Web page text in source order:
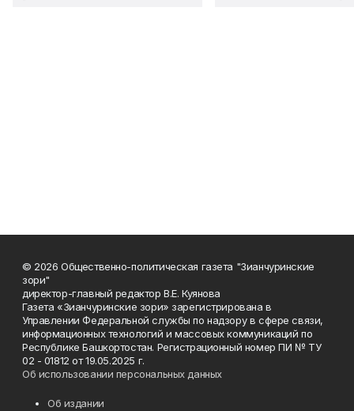
© 2026 Общественно-политическая газета "Зианчуринские
зори"
директор-главный редактор В.Е. Куянова
Газета «Зианчуринские зори» зарегистрирована в
Управлении Федеральной службы по надзору в сфере связи,
информационных технологий и массовых коммуникаций по
Республике Башкортостан. Регистрационный номер ПИ № ТУ
02 - 01812 от 19.05.2025 г.
Об использовании персональных данных
Об издании